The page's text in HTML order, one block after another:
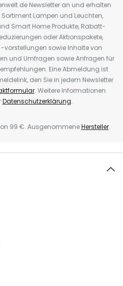
Newsletter an und erhalten
Lampen und Leuchten,
Smart Home Produkte, Rabatt-
oder Aktionspakete,
vorstellungen sowie Inhalte von
und Umfragen sowie Anfragen für
Eine Abmeldung ist
den Sie in jedem Newsletter
. Weitere Informationen
Datenschutzerklärung.
99 €. AusgenommeneHersteller.